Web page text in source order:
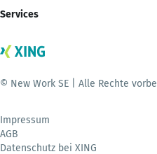
Services
© New Work SE | Alle Rechte
Impressum
AGB
Datenschutz bei XING